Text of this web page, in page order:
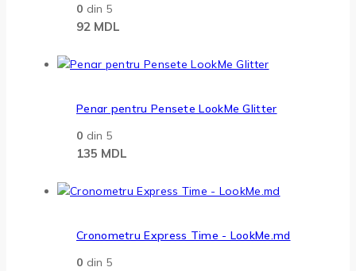
0 din 5
92 MDL
Penar pentru Pensete LookMe Glitter
0 din 5
135 MDL
Cronometru Express Time - LookMe.md
0 din 5